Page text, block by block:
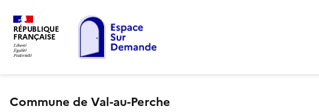
RÉPUBLIQUE
FRANÇAISE
Commune de Val-au-Perche